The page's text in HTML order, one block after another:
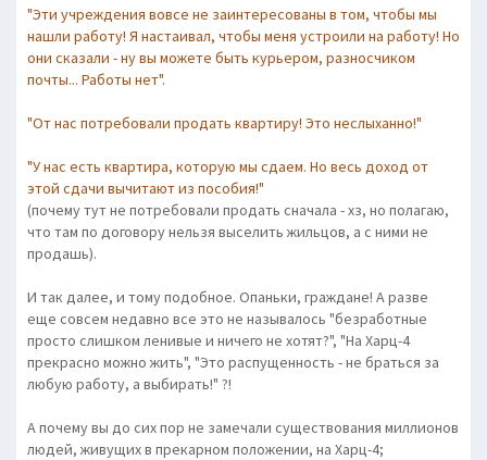
"Эти учреждения вовсе не заинтересованы в том, чтобы мы
нашли работу! Я настаивал, чтобы меня устроили на работу! Но
они сказали - ну вы можете быть курьером, разносчиком
почты... Работы нет".
"От нас потребовали продать квартиру! Это неслыханно!"
"У нас есть квартира, которую мы сдаем. Но весь доход от
этой сдачи вычитают из пособия!"
(почему тут не потребовали продать сначала - хз, но полагаю,
что там по договору нельзя выселить жильцов, а с ними не
продашь).
И так далее, и тому подобное. Опаньки, граждане! А разве
еще совсем недавно все это не называлось "безработные
просто слишком ленивые и ничего не хотят?", "На Харц-4
прекрасно можно жить", "Это распущенность - не браться за
любую работу, а выбирать!" ?!
А почему вы до сих пор не замечали существования миллионов
людей, живущих в прекарном положении, на Харц-4;